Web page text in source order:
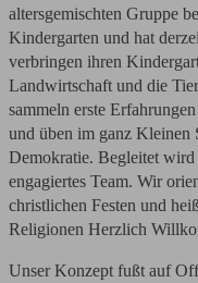
altersgemischten Gruppe
Kindergarten und hat
verbringen ihren
Landwirtschaft und die
sammeln erste
und üben im ganz Kleinen
Demokratie. Begleitet wird
engagiertes Team. Wir
christlichen Festen und
Religionen Herzlich
Unser Konzept fußt auf